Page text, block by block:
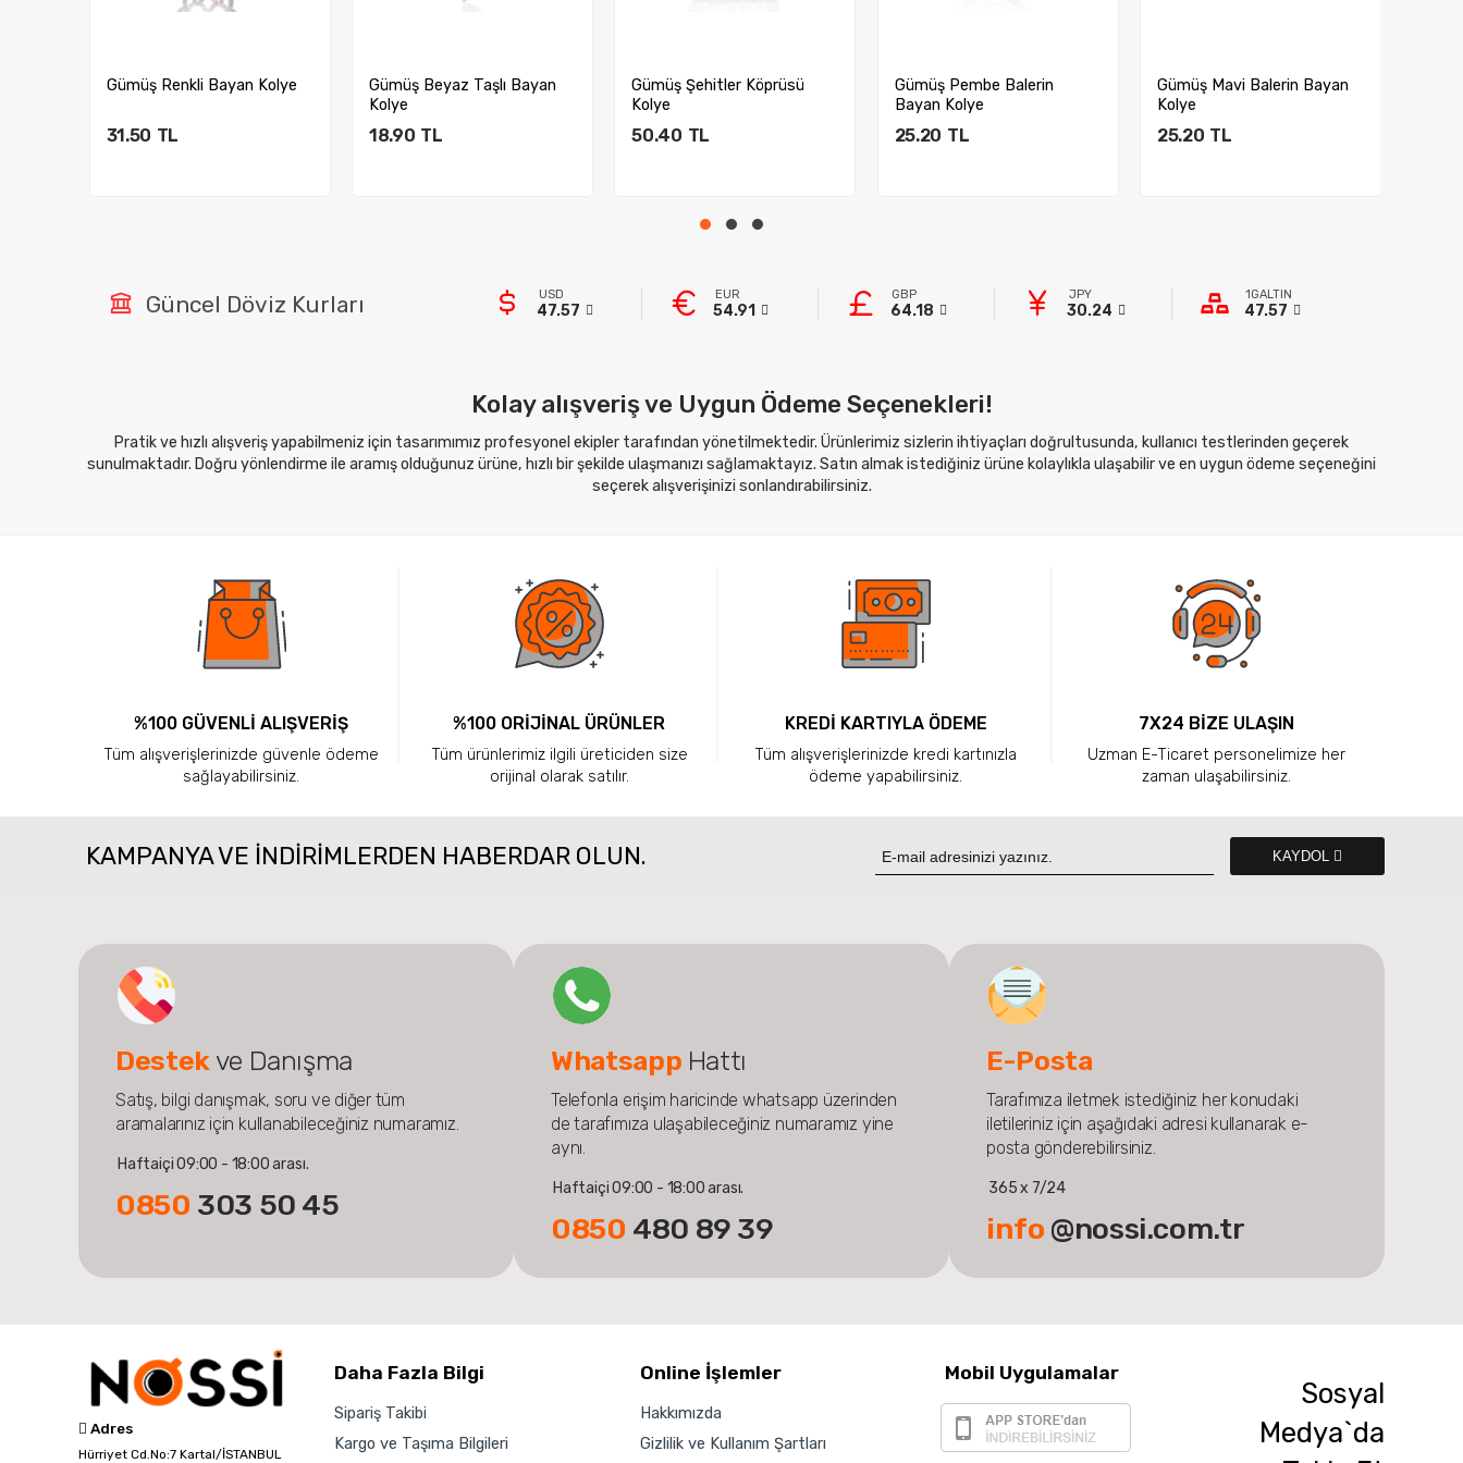
Gümüş Renkli Bayan Kolye
31.50 TL
Gümüş Beyaz Taşlı Bayan
Kolye
18.90 TL
Gümüş Şehitler Köprüsü
Kolye
50.40 TL
Gümüş Pembe Balerin
Bayan Kolye
25.20 TL
Gümüş Mavi Balerin Bayan
Kolye
25.20 TL
Güncel Döviz Kurları USD
47.57
EUR
54.91
GBP
64.18
JPY
30.24
1GALTIN
47.57
Kolay alışveriş ve Uygun Ödeme Seçenekleri!
Pratik ve hızlı alışveriş yapabilmeniz için tasarımımız profesyonel ekipler tarafından yönetilmektedir. Ürünlerimiz sizlerin ihtiyaçları doğrultusunda, kullanıcı testlerinden geçerek
sunulmaktadır. Doğru yönlendirme ile aramış olduğunuz ürüne, hızlı bir şekilde ulaşmanızı sağlamaktayız. Satın almak istediğiniz ürüne kolaylıkla ulaşabilir ve en uygun ödeme seçeneğini
seçerek alışverişinizi sonlandırabilirsiniz.
%100 GÜVENLİ ALIŞVERİŞ
Tüm alışverişlerinizde güvenle ödeme
sağlayabilirsiniz.
%100 ORİJİNAL ÜRÜNLER
Tüm ürünlerimiz ilgili üreticiden size
orijinal olarak satılır.
KREDİ KARTIYLA ÖDEME
Tüm alışverişlerinizde kredi kartınızla
ödeme yapabilirsiniz.
7X24 BİZE ULAŞIN
Uzman E-Ticaret personelimize her
zaman ulaşabilirsiniz.
KAMPANYA VE INDIRIMLERDEN HABERDAR OLUN. KAYDOL
Destekve Danışma
Satış, bilgi danışmak, soru ve diğer tüm
aramalarınız için kullanabileceğiniz numaramız.
Haftaiçi 09:00 - 18:00 arası.
0850 303 50 45
Whatsapp Hattı
Telefonla erişim haricinde whatsapp üzerinden
de tarafımıza ulaşabileceğiniz numaramız yine
aynı.
Haftaiçi 09:00 - 18:00 arası.
0850 480 89 39
E-Posta
Tarafımıza iletmek istediğiniz her konudaki
iletileriniz için aşağıdaki adresi kullanarak e-
posta gönderebilirsiniz.
365 x 7/24
info @nossi.com.tr
Adres
Hürriyet Cd.No:7 Kartal/İSTANBUL
Daha Fazla Bilgi
Sipariş Takibi
Kargo ve Taşıma Bilgileri
Online İşlemler
Hakkımızda
Gizlilik ve Kullanım Şartları
Mobil Uygulamalar
Sosyal
Medya`da